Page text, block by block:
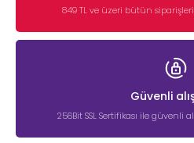
849 TL ve üzeri bütün
Güvenli
256Bit SSL Sertifikası ile güvenli